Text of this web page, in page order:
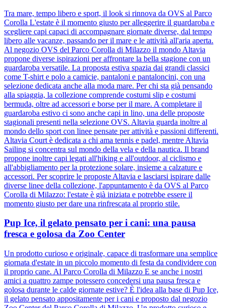
Tra mare, tempo libero e sport, il look si rinnova da OVS al Parco
Corolla L'estate è il momento giusto per alleggerire il guardaroba e
scegliere capi capaci di accompagnare giornate diverse, dal tempo
libero alle vacanze, passando per il mare e le attività all'aria aperta.
Al negozio OVS del Parco Corolla di Milazzo il mondo Altavia
propone diverse ispirazioni per affrontare la bella stagione con un
guardaroba versatile. La proposta estiva spazia dai grandi classici
come T-shirt e polo a camicie, pantaloni e pantaloncini, con una
selezione dedicata anche alla moda mare. Per chi sta già pensando
alla spiaggia, la collezione comprende costumi slip e costumi
bermuda, oltre ad accessori e borse per il mare. A completare il
guardaroba estivo ci sono anche capi in lino, una delle proposte
stagionali presenti nella selezione OVS. Altavia guarda inoltre al
mondo dello sport con linee pensate per attività e passioni differenti.
Altavia Court è dedicata a chi ama tennis e padel, mentre Altavia
Sailing si concentra sul mondo della vela e della nautica. Il brand
propone inoltre capi legati all'hiking e all'outdoor, al ciclismo e
all'abbigliamento per la protezione solare, insieme a calzature e
accessori. Per scoprire le proposte Altavia e lasciarsi ispirare dalle
diverse linee della collezione, l'appuntamento è da OVS al Parco
Corolla di Milazzo: l'estate è già iniziata e potrebbe essere il
momento giusto per dare una rinfrescata al proprio stile.
Pup Ice, il gelato pensato per i cani: una pausa
fresca e golosa da Zoo Center
Un prodotto curioso e originale, capace di trasformare una semplice
giornata d'estate in un piccolo momento di festa da condividere con
il proprio cane. Al Parco Corolla di Milazzo E se anche i nostri
amici a quattro zampe potessero concedersi una pausa fresca e
golosa durante le calde giornate estive? È l'idea alla base di Pup Ice,
il gelato pensato appositamente per i cani e proposto dal negozio